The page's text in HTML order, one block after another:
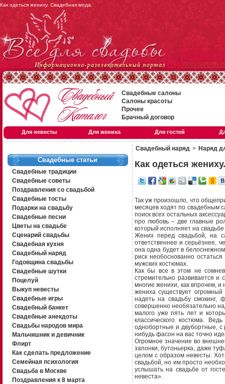
Как одеться жениху. Свадебная мода.
Свадебные салоны
Салоны красоты
Прочее
Брачный договор
Для невесты Для жениха Для гостей
Свадебные статьи
Свадебные традиции
Свадебные советы
Поздравления со свадьбой
Свадебные тосты
Подарки на свадьбу
Свадебные песни
Цветы на свадьбе
Сценарий свадьбы
Свадебная кухня
Свадебный наряд
Годовщина свадьбы
Свадебные шутки
Поцелуй
Выкуп невесты
Свадебные игры
Свадебный банкет
Свадебные анекдоты
Свадьбы народов мира
Мальчишник и девичник
Флирт
Как сделать предложение
Семейная психология
Свадьба в Москве
Поздравления к 8 марта
Свадебный наряд > Наряд
Как одеться
Так уж произошло, что
месяцев ходят по свадебным
поиск всех остальных
про любовь – две главные
который исполняет на
Жених перед свадьбой, на
ответственнее и серьёзнее,
она одна будет в
риск необоснованно
мужских костюмах.
Как бы все в этом не
стремительно развивается и
многие женихи, как впрочем,
жениха существует
надеть на свадьбу
совершенно необязательно
малого уже пять лет и
классического костюма.
однобортные и двубортные, с
нибудь фасон на вас точно
Огромное значение во
запонки, бутоньерка, даже
целом с образом невесты.
свадьбой, но им просто
услышать на свадьбе от
невеста».